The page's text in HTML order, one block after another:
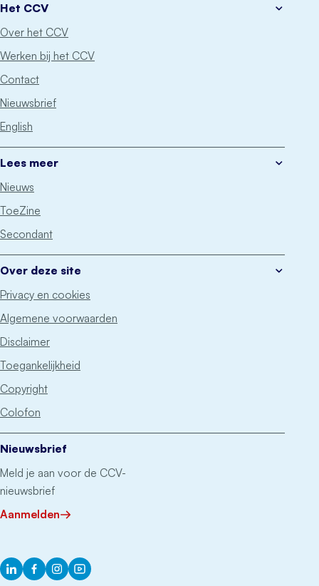
Het CCV
Over het CCV
Werken bij het CCV
Contact
Nieuwsbrief
English
Lees meer
Nieuws
ToeZine
Secondant
Over deze site
Privacy en cookies
Algemene voorwaarden
Disclaimer
Toegankelijkheid
Copyright
Colofon
Nieuwsbrief
Meld je aan voor de CCV-
nieuwsbrief
Aanmelden
LinkedInFacebook
InstagramYouTube